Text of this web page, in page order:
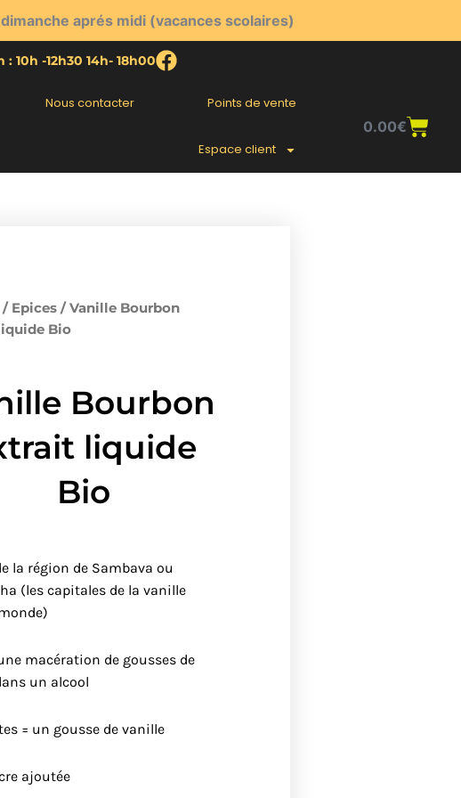
aprés midi (vacances scolaires)
: 10h -12h30 14h- 18h00
Nous contacter Points de vente
Espace client
0.00€
/ Epices / Vanille Bourbon
Bio
Bourbon
liquide
Bio
la région de Sambava ou
(les capitales de la vanille
macération de gousses de
un alcool
= un gousse de vanille
ajoutée